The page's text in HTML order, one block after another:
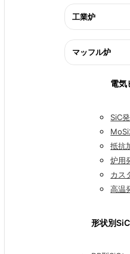
工業炉
マッフル炉
電気
SiC
抵抗
炉用
カス
高温
形状別